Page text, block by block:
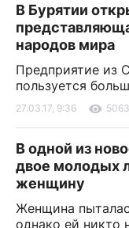
В Бурятии
народов мира
Предприятие из
пользуется
27.03.17, 9:36 5063
В одной из
двое молодых
женщину
Женщина
однако ей никто